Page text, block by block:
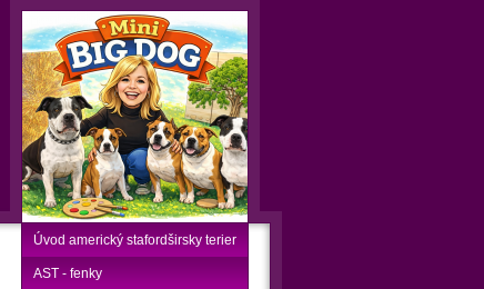
Úvod americký stafordširsky terier
AST - fenky